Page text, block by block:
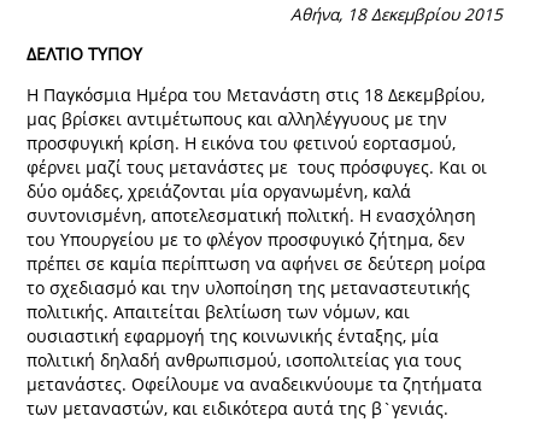
Αθήνα, 18 Δεκεμβρίου 2015
ΔΕΛΤΙΟ ΤΥΠΟΥ
Η Παγκόσμια Ημέρα του Μετανάστη στις 18 Δεκεμβρίου,
μας βρίσκει αντιμέτωπους και αλληλέγγυους με την
προσφυγική κρίση. Η εικόνα του φετινού εορτασμού,
φέρνει μαζί τους μετανάστες με τους πρόσφυγες. Και οι
δύο ομάδες, χρειάζονται μία οργανωμένη, καλά
συντονισμένη, αποτελεσματική πολιτκή. Η ενασχόληση
του Υπουργείου με το φλέγον προσφυγικό ζήτημα, δεν
πρέπει σε καμία περίπτωση να αφήνει σε δεύτερη μοίρα
το σχεδιασμό και την υλοποίηση της μεταναστευτικής
πολιτικής. Απαιτείται βελτίωση των νόμων, και
ουσιαστική εφαρμογή της κοινωνικής ένταξης, μία
πολιτική δηλαδή ανθρωπισμού, ισοπολιτείας για τους
μετανάστες. Οφείλουμε να αναδεικνύουμε τα ζητήματα
των μεταναστών, και ειδικότερα αυτά της β`γενιάς.